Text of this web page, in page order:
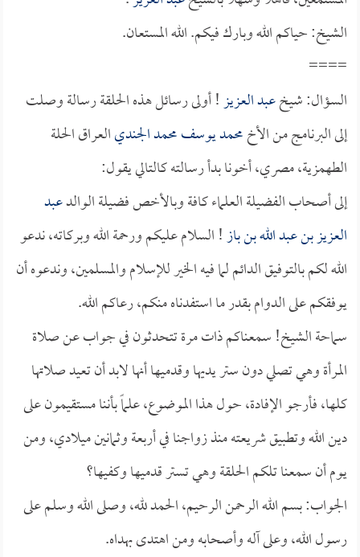
الشيخ: حياكم الله وبارك فيكم. الله المستعان.
====
السؤال: شيخعبد العزيز! أولى رسائل هذه الحلقة رسالة وصلت
إلى البرنامج من الأخمحمد يوسف محمد الجنديالعراق الحلة
الطهمزية، مصري، أخونا بدأ رسالته كالتالي يقول:
إلى أصحاب الفضيلة العلماء كافة وبالأخص فضيلة الوالدعبد
العزيز بن عبد الله بن باز! السلام عليكم ورحمة الله وبركاته، ندعو
الله لكم بالتوفيق الدائم لما فيه الخير للإسلام والمسلمين، وندعوه أن
يوفقكم على الدوام بقدر ما استفدناه منكم، رعاكم الله.
سماحة الشيخ! سمعناكم ذات مرة تتحدثون في جواب عن صلاة
المرأة وهي تصلي دون ستر يديها وقدميها أنها لابد أن تعيد صلاتها
كلها، فأرجو الإفادة، حول هذا الموضوع، علماً بأننا مستقيمون على
دين الله وتطبيق شريعته منذ زواجنا في أربعة وثمانين ميلادي، ومن
يوم أن سمعنا تلكم الحلقة وهي تستر قدميها وكفيها؟
الجواب: بسم الله الرحمن الرحيم، الحمد لله، وصلى الله وسلم على
رسول الله، وعلى آله وأصحابه ومن اهتدى بهداه.